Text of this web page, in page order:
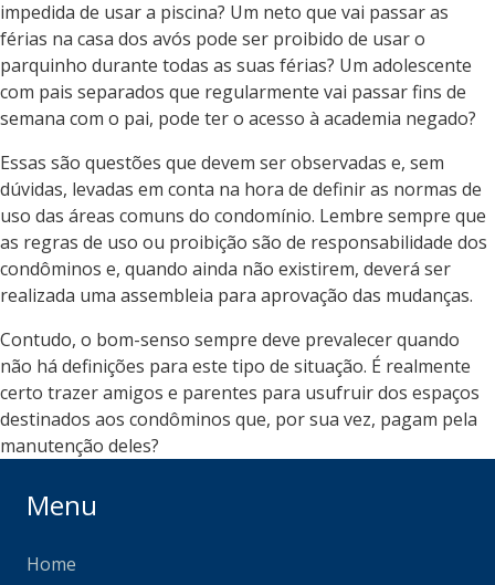
impedida de usar a piscina? Um neto que vai passar as
férias na casa dos avós pode ser proibido de usar o
parquinho durante todas as suas férias? Um adolescente
com pais separados que regularmente vai passar fins de
semana com o pai, pode ter o acesso à academia negado?
Essas são questões que devem ser observadas e, sem
dúvidas, levadas em conta na hora de definir as normas de
uso das áreas comuns do condomínio. Lembre sempre que
as regras de uso ou proibição são de responsabilidade dos
condôminos e, quando ainda não existirem, deverá ser
realizada uma assembleia para aprovação das mudanças.
Contudo, o bom-senso sempre deve prevalecer quando
não há definições para este tipo de situação. É realmente
certo trazer amigos e parentes para usufruir dos espaços
destinados aos condôminos que, por sua vez, pagam pela
manutenção deles?
Menu
Home